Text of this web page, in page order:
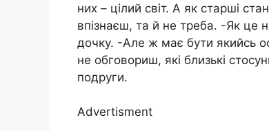
них – цілий світ. А як старші
впізнаєш, та й не треба. -Як це
дочку. -Але ж має бути якийсь
не обговориш, які близькі
подруги.
Advertisment